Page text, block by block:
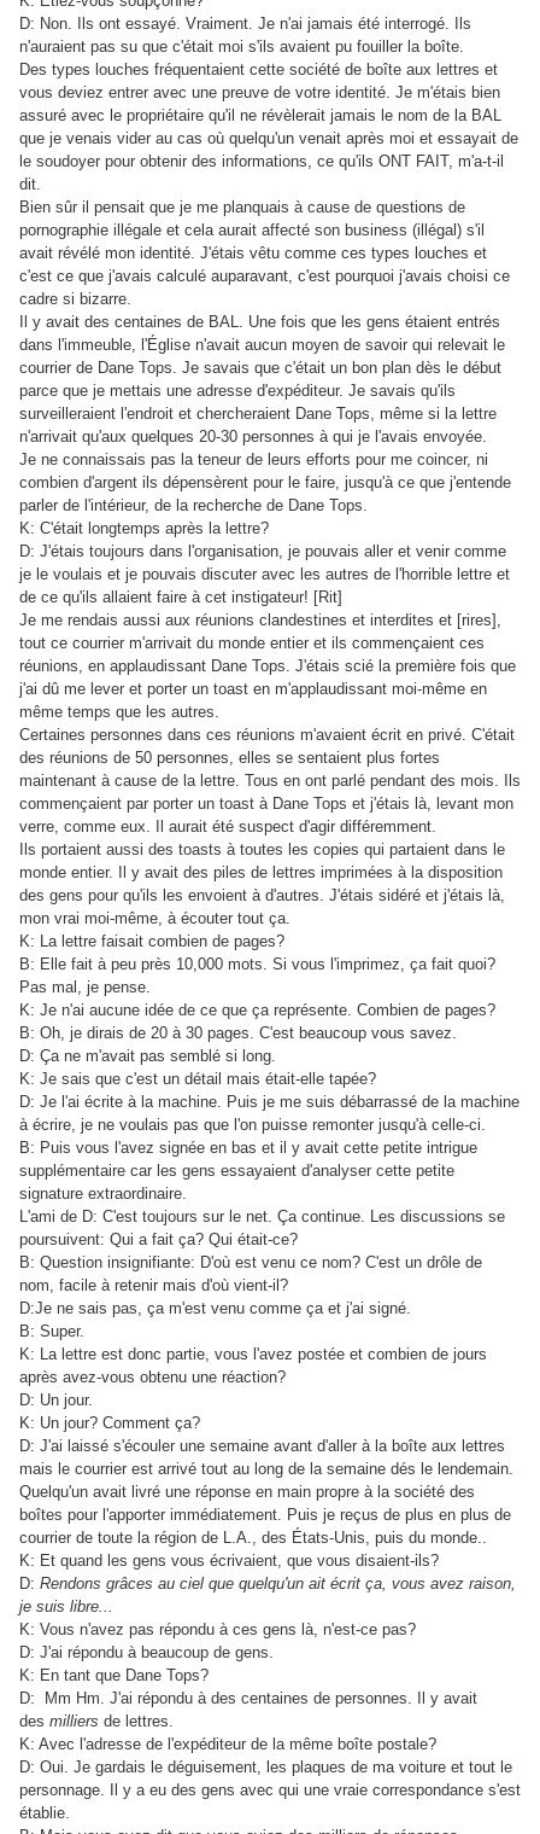
D: Non. Ils ont essayé. Vraiment. Je n'ai jamais été interrogé. Ils
n'auraient pas su que c'était moi s'ils avaient pu fouiller la boîte.
Des types louches fréquentaient cette société de boîte aux lettres et
vous deviez entrer avec une preuve de votre identité. Je m'étais bien
assuré avec le propriétaire qu'il ne révèlerait jamais le nom de la BAL
que je venais vider au cas où quelqu'un venait après moi et essayait de
le soudoyer pour obtenir des informations, ce qu'ils ONT FAIT, m'a-t-il
dit.
Bien sûr il pensait que je me planquais à cause de questions de
pornographie illégale et cela aurait affecté son business (illégal) s'il
avait révélé mon identité. J'étais vêtu comme ces types louches et
c'est ce que j'avais calculé auparavant, c'est pourquoi j'avais choisi ce
cadre si bizarre.
Il y avait des centaines de BAL. Une fois que les gens étaient entrés
dans l'immeuble, l'Église n'avait aucun moyen de savoir qui relevait le
courrier de Dane Tops. Je savais que c'était un bon plan dès le début
parce que je mettais une adresse d'expéditeur. Je savais qu'ils
surveilleraient l'endroit et chercheraient Dane Tops, même si la lettre
n'arrivait qu'aux quelques 20-30 personnes à qui je l'avais envoyée.
Je ne connaissais pas la teneur de leurs efforts pour me coincer, ni
combien d'argent ils dépensèrent pour le faire, jusqu'à ce que j'entende
parler de l'intérieur, de la recherche de Dane Tops.
K: C'était longtemps après la lettre?
D: J'étais toujours dans l'organisation, je pouvais aller et venir comme
je le voulais et je pouvais discuter avec les autres de l'horrible lettre et
de ce qu'ils allaient faire à cet instigateur! [Rit]
Je me rendais aussi aux réunions clandestines et interdites et [rires],
tout ce courrier m'arrivait du monde entier et ils commençaient ces
réunions, en applaudissant Dane Tops. J'étais scié la première fois que
j'ai dû me lever et porter un toast en m'applaudissant moi-même en
même temps que les autres.
Certaines personnes dans ces réunions m'avaient écrit en privé. C'était
des réunions de 50 personnes, elles se sentaient plus fortes
maintenant à cause de la lettre. Tous en ont parlé pendant des mois. Ils
commençaient par porter un toast à Dane Tops et j'étais là, levant mon
verre, comme eux. Il aurait été suspect d'agir différemment.
Ils portaient aussi des toasts à toutes les copies qui partaient dans le
monde entier. Il y avait des piles de lettres imprimées à la disposition
des gens pour qu'ils les envoient à d'autres. J'étais sidéré et j'étais là,
mon vrai moi-même, à écouter tout ça.
K: La lettre faisait combien de pages?
B: Elle fait à peu près 10,000 mots. Si vous l'imprimez, ça fait quoi?
Pas mal, je pense.
K: Je n'ai aucune idée de ce que ça représente. Combien de pages?
B: Oh, je dirais de 20 à 30 pages. C'est beaucoup vous savez.
D: Ça ne m'avait pas semblé si long.
K: Je sais que c'est un détail mais était-elle tapée?
D: Je l'ai écrite à la machine. Puis je me suis débarrassé de la machine
à écrire, je ne voulais pas que l'on puisse remonter jusqu'à celle-ci.
B: Puis vous l'avez signée en bas et il y avait cette petite intrigue
supplémentaire car les gens essayaient d'analyser cette petite
signature extraordinaire.
L'ami de D: C'est toujours sur le net. Ça continue. Les discussions se
poursuivent: Qui a fait ça? Qui était-ce?
B: Question insignifiante: D'où est venu ce nom? C'est un drôle de
nom, facile à retenir mais d'où vient-il?
D:Je ne sais pas, ça m'est venu comme ça et j'ai signé.
B: Super.
K: La lettre est donc partie, vous l'avez postée et combien de jours
après avez-vous obtenu une réaction?
D: Un jour.
K: Un jour? Comment ça?
D: J'ai laissé s'écouler une semaine avant d'aller à la boîte aux lettres
mais le courrier est arrivé tout au long de la semaine dés le lendemain.
Quelqu'un avait livré une réponse en main propre à la société des
boîtes pour l'apporter immédiatement. Puis je reçus de plus en plus de
courrier de toute la région de L.A., des États-Unis, puis du monde..
K: Et quand les gens vous écrivaient, que vous disaient-ils?
D: Rendons grâces au ciel que quelqu'un ait écrit ça, vous avez raison,
je suis libre...
K: Vous n'avez pas répondu à ces gens là, n'est-ce pas?
D: J'ai répondu à beaucoup de gens.
K: En tant que Dane Tops?
D: Mm Hm. J'ai répondu à des centaines de personnes. Il y avait
des milliers de lettres.
K: Avec l'adresse de l'expéditeur de la même boîte postale?
D: Oui. Je gardais le déguisement, les plaques de ma voiture et tout le
personnage. Il y a eu des gens avec qui une vraie correspondance s'est
établie.